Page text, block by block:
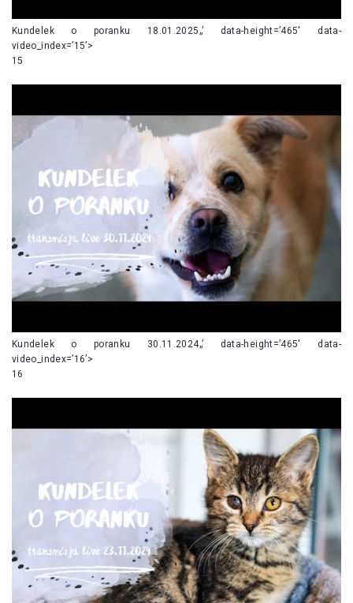
Kundelek o poranku 18.01.2025„’ data-height=’465′ data-
video_index=’15’>
15
Kundelek o poranku 30.11.2024„’ data-height=’465′ data-
video_index=’16’>
16